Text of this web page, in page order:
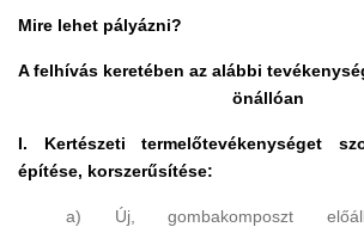
Mire lehet pályázni?
A felhívás keretében az alábbi
önállóan
I. Kertészeti termelőtevékenységet
építése, korszerűsítése:
a) Új, gombakomposzt